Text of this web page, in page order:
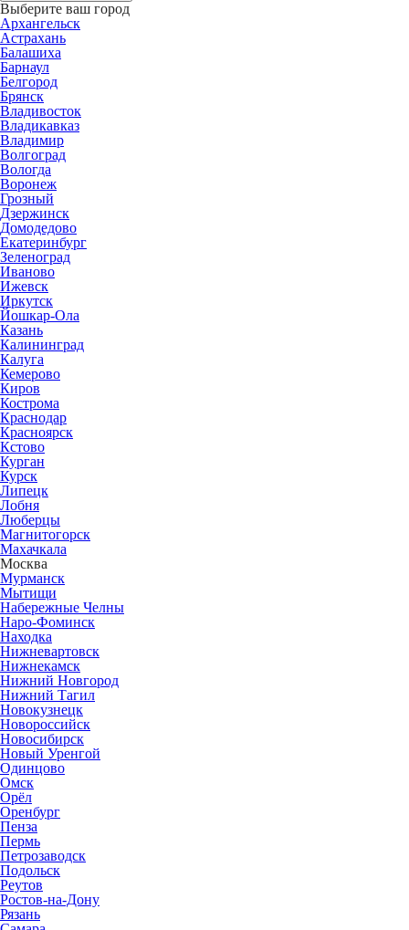
Выберите ваш город
Архангельск
Астрахань
Балашиха
Барнаул
Белгород
Брянск
Владивосток
Владикавказ
Владимир
Волгоград
Вологда
Воронеж
Грозный
Дзержинск
Домодедово
Екатеринбург
Зеленоград
Иваново
Ижевск
Иркутск
Йошкар-Ола
Казань
Калининград
Калуга
Кемерово
Киров
Кострома
Краснодар
Красноярск
Кстово
Курган
Курск
Липецк
Лобня
Люберцы
Магнитогорск
Махачкала
Москва
Мурманск
Мытищи
Набережные Челны
Наро-Фоминск
Находка
Нижневартовск
Нижнекамск
Нижний Новгород
Нижний Тагил
Новокузнецк
Новороссийск
Новосибирск
Новый Уренгой
Одинцово
Омск
Орёл
Оренбург
Пенза
Пермь
Петрозаводск
Подольск
Реутов
Ростов-на-Дону
Рязань